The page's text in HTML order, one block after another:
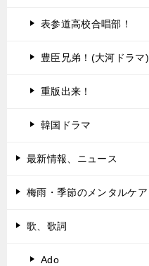
表参道高校合唱部！
豊臣兄弟！(大河ドラマ)
重版出来！
韓国ドラマ
最新情報、ニュース
梅雨・季節のメンタルケア
歌、歌詞
Ado